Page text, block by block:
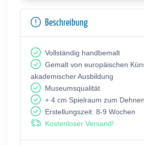
Beschreibung
Vollständig handbemalt
Gemalt von europäischen
akademischer Ausbildung
Museumsqualität
+ 4 cm Spielraum zum Dehnen
Erstellungszeit: 8-9 Wochen
Kostenloser Versand!